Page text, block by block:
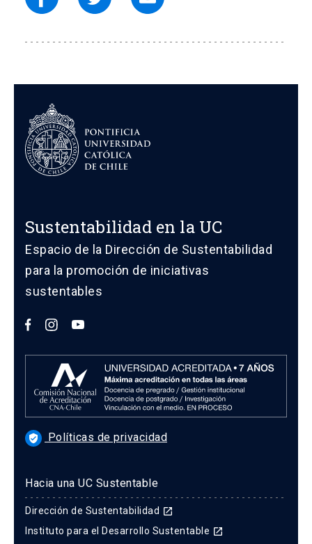
Sustentabilidad en la UC
Espacio de la Dirección de Sustentabilidad
para la promoción de iniciativas
sustentables
verified_user Políticas de privacidad
Hacia una UC Sustentable
Dirección de Sustentabilidad launch
Instituto para el Desarrollo Sustentable launch